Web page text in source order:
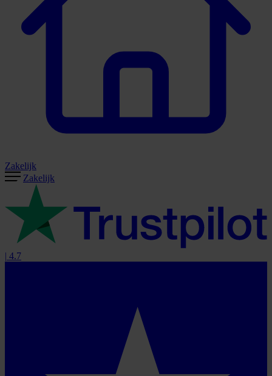
Zakelijk
Zakelijk
| 4.7